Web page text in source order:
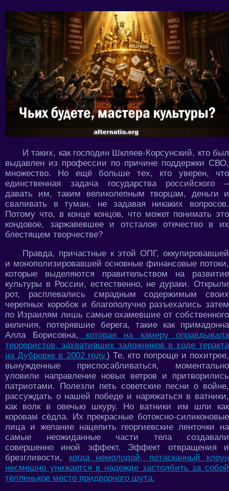
И таких, как господин Шкляев-Корсунский, кто был
выдавлен из профессии по причине поддержки СВО,
множество. Но ещё больше тех, кто уверен, что
единственная задача государства российского –
давать им, таким великолепным творцам, деньги и
сваливать в туман, не задавая никаких вопросов.
Потому что, в конце концов, что может понимать это
кондовое, заржавевшее и отсталое отечество в их
блестящем творчестве?
Правда, причастные к этой ОПГ, оккупировавшей
и монополизировавшей основные финансовые потоки,
которые выделяются правительством на развитие
культуры в России, естественно, не дураки. Открыли
рот, расплевались смрадным содержимым своих
черепных коробок и благополучно разъехались затем
по Израилям лишь самые охамевшие от собственного
величия, потерявшие берега, такие как примадонна
Алла Борисовна, которая на камеру оправдывала
террористов, захвативших заложников в ходе теракта
на Дубровке в 2002 году.) Те, кто попроще и похитрее,
вынужденные приспосабливаться, моментально
уловили направление новых ветров и притворились
патриотами. Полезли петь советские песни о войне,
рассуждать о нашей победе и наряжаться в ватники,
как волк в овечью шкуру. Но ватники им шли как
коровам сёдла. Их прекрасные ботоксно-силиконовые
лица и желание нацепить георгиевские ленточки на
самые неожиданные части тела создавали
совершенно иной эффект. Эффект отвращения и
брезгливости, когда немолодой, потасканный клоун
несмешно унижается в надежде застолбить за собой
тёпленькое место придворного шута.